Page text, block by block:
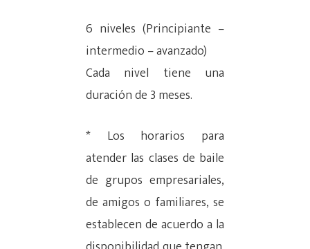
6 niveles (Principiante –
intermedio – avanzado)
Cada nivel tiene una
duración de 3 meses.
* Los horarios para
atender las clases de baile
de grupos empresariales,
de amigos o familiares, se
establecen de acuerdo a la